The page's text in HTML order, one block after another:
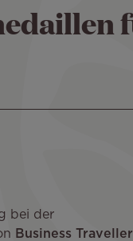
bei der
Business Traveller